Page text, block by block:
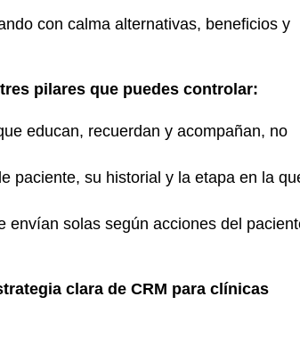
con calma alternativas, beneficios y
pilares que puedes controlar:
educan, recuerdan y acompañan, no
paciente, su historial y la etapa en la
envían solas según acciones del
clara de CRM para clínicas